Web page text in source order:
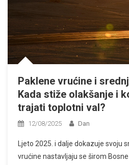
Paklene vrućine i
Kada stiže olakšanje i
trajati toplotni val?
12/08/2025 Dan
Ljeto 2025. i dalje dokazuje svoju
vrućine nastavljaju se širom